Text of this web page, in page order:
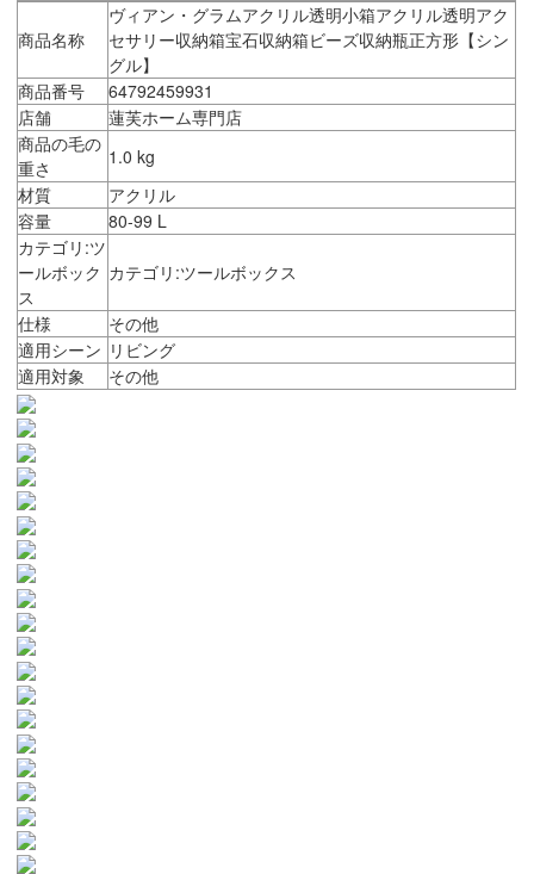
商品名称
ヴィアン・グラムアクリル透明小箱アクリル透明アク
セサリー収納箱宝石収納箱ビーズ収納瓶正方形【シン
グル】
商品番号
64792459931
店舗
蓮芙ホーム専門店
商品の毛の
重さ
1.0 kg
材質
アクリル
容量
80-99 L
カテゴリ:ツ
ールボック
ス
カテゴリ:ツールボックス
仕様
その他
適用シーン リビング
適用対象
その他